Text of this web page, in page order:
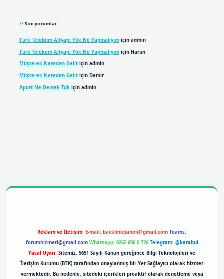
Son yorumlar
Türk Telekom Altyapı Yok Ne Yapmalıyımiçin admin
Türk Telekom Altyapı Yok Ne Yapmalıyımiçin Harun
Müşterek Nereden Geliriçin admin
Müşterek Nereden Geliriçin Demir
Aport Ne Demek Tdkiçin admin
Reklam ve İletişim: E-mail: backlinkpaneli@gmail.com Teams:
forumhizmeti@gmail.com Whatsapp: 0262 606 0 726 Telegram: @karabul
Yasal Uyarı: Sitemiz, 5651 Sayılı Kanun gereğince Bilgi Teknolojileri ve
İletişim Kurumu (BTK) tarafından onaylanmış bir Yer Sağlayıcı olarak hizmet
vermektedir. Bu nedenle, sitedeki içerikleri proaktif olarak denetleme veya